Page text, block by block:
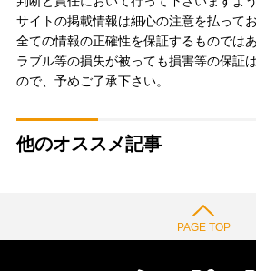
サイトの掲載情報は細心の注意を払って
全ての情報の正確性を保証するものでは
ラブル等の損失が被っても損害等の保証
ので、予めご了承下さい。
他のオススメ記事
PAGE TOP